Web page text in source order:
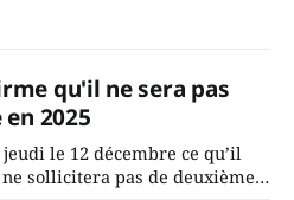
qu'il ne sera pas
2025
le 12 décembre ce qu’il
sollicitera pas de deuxième